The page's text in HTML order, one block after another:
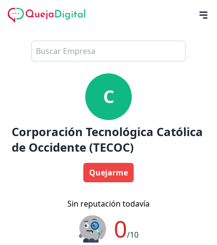
C
Corporación Tecnológica Católica
de Occidente (TECOC)
Quejarme
Sin reputación todavía
0/10